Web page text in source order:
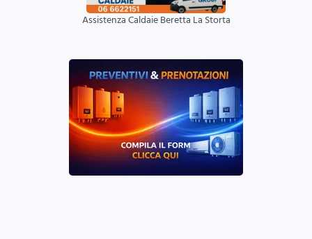
Assistenza Caldaie Beretta La Storta